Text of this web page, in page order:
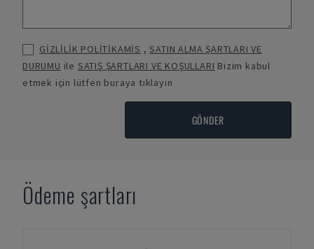
GİZLİLİK POLİTİKAMİS ,SATIN ALMA ŞARTLARI VE
DURUMU ile SATIŞ ŞARTLARI VE KOŞULLARI Bizim kabul
etmek için lütfen buraya tıklayın
GÖNDER
Ödeme şartları